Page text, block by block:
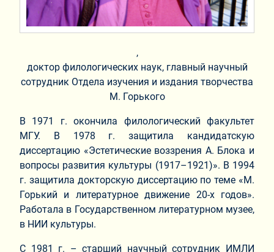
,
доктор филологических наук, главный научный
сотрудник Отдела изучения и издания творчества
М. Горького
В 1971 г. окончила филологический факультет
МГУ. В 1978 г. защитила кандидатскую
диссертацию «Эстетические воззрения А. Блока и
вопросы развития культуры (1917–1921)». В 1994
г. защитила докторскую диссертацию по теме «М.
Горький и литературное движение 20-х годов».
Работала в Государственном литературном музее,
в НИИ культуры.
С 1981 г. – старший научный сотрудник ИМЛИ